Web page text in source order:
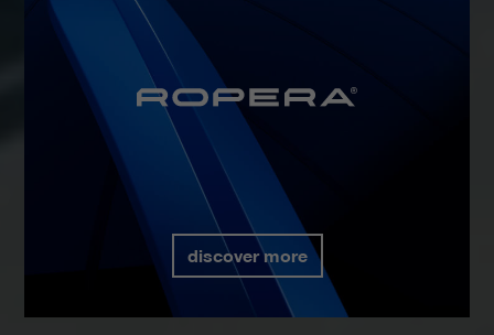
discover more